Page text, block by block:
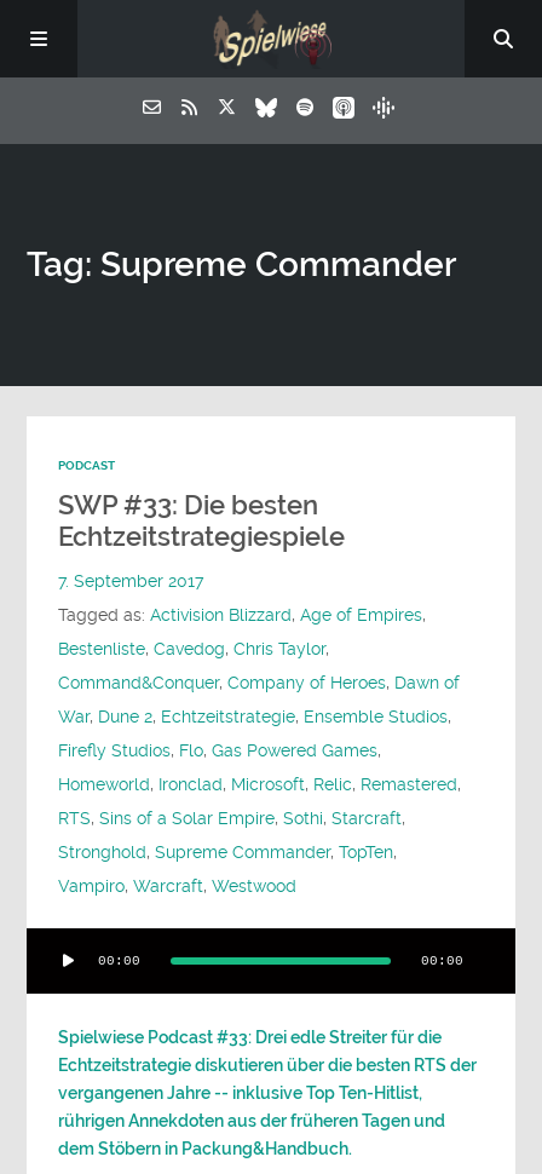
Tag: Supreme Commander
PODCAST
SWP #33: Die besten
Echtzeitstrategiespiele
7. September 2017
Tagged as:Activision Blizzard,Age of Empires,
Bestenliste,Cavedog,Chris Taylor,
Command&Conquer,Company of Heroes, Dawn of
War, Dune 2, Echtzeitstrategie, Ensemble Studios,
Firefly Studios, Flo,Gas Powered Games,
Homeworld, Ironclad, Microsoft, Relic, Remastered,
RTS,Sins of a Solar Empire,Sothi,Starcraft,
Stronghold,Supreme Commander,TopTen,
Vampiro,Warcraft,Westwood
Player
00:00 00:00
Spielwiese Podcast #33: Drei edle Streiter für die
Echtzeitstrategie diskutieren über die besten RTS der
vergangenen Jahre -- inklusive Top Ten-Hitlist,
rührigen Annekdoten aus der früheren Tagen und
dem Stöbern in Packung&Handbuch.